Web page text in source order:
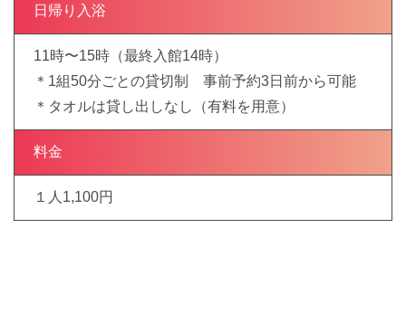
日帰り入浴
11時〜15時（最終入館14時）
＊1組50分ごとの貸切制 事前予約3日前から可能
＊タオルは貸し出しなし（有料を用意）
料金
１人1,100円